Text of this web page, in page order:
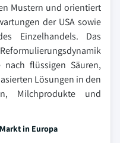
Mustern und orientiert
der USA sowie
Einzelhandels. Das
flüssigen Säuren,
Lösungen in den
Milchprodukte und
in Europa